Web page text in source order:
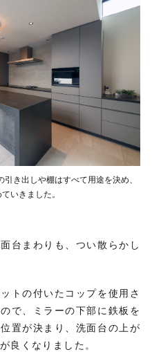
き出しや棚はすべて用途を決め、
いきました。
台まわりも、つい散らかし
トの付いたコップを使用さ
で、ミラーの下部に鉄板を
置が決まり、洗面台の上が
良くなりました。